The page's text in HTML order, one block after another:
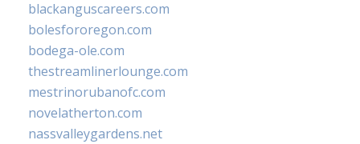
blackanguscareers.com
bolesfororegon.com
bodega-ole.com
thestreamlinerlounge.com
mestrinorubanofc.com
novelatherton.com
nassvalleygardens.net